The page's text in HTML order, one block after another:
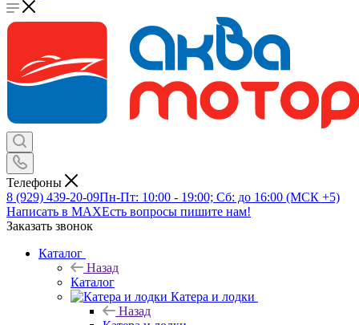
Телефоны
8 (929) 439-20-09Пн-Пт: 10:00 - 19:00; Сб: до 16:00 (МСК +5)
Написать в MAXЕсть вопросы пишите нам!
Заказать звонок
Каталог
Назад
Каталог
Катера и лодки
Назад